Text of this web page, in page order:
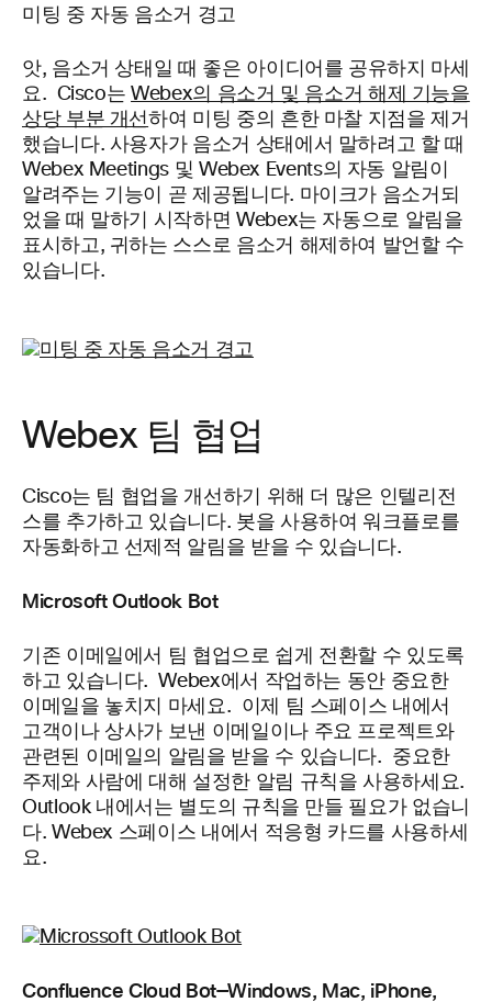
미팅 중 자동 음소거 경고
앗, 음소거 상태일 때 좋은 아이디어를 공유하지 마세
요. Cisco는Webex의 음소거 및 음소거 해제 기능을
상당 부분 개선하여 미팅 중의 흔한 마찰 지점을 제거
했습니다. 사용자가 음소거 상태에서 말하려고 할 때
Webex Meetings 및 Webex Events의 자동 알림이
알려주는 기능이 곧 제공됩니다. 마이크가 음소거되
었을 때 말하기 시작하면 Webex는 자동으로 알림을
표시하고, 귀하는 스스로 음소거 해제하여 발언할 수
있습니다.
Webex 팀 협업
Cisco는 팀 협업을 개선하기 위해 더 많은 인텔리전
스를 추가하고 있습니다. 봇을 사용하여 워크플로를
자동화하고 선제적 알림을 받을 수 있습니다.
Microsoft Outlook Bot
기존 이메일에서 팀 협업으로 쉽게 전환할 수 있도록
하고 있습니다. Webex에서 작업하는 동안 중요한
이메일을 놓치지 마세요. 이제 팀 스페이스 내에서
고객이나 상사가 보낸 이메일이나 주요 프로젝트와
관련된 이메일의 알림을 받을 수 있습니다. 중요한
주제와 사람에 대해 설정한 알림 규칙을 사용하세요.
Outlook 내에서는 별도의 규칙을 만들 필요가 없습니
다. Webex 스페이스 내에서 적응형 카드를 사용하세
요.
Confluence Cloud Bot—Windows, Mac, iPhone,